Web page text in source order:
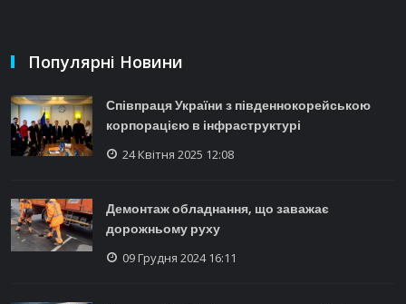
Популярні Новини
Співпраця України з південнокорейською
корпорацією в інфраструктурі
24 Квітня 2025 12:08
Демонтаж обладнання, що заважає
дорожньому руху
09 Грудня 2024 16:11